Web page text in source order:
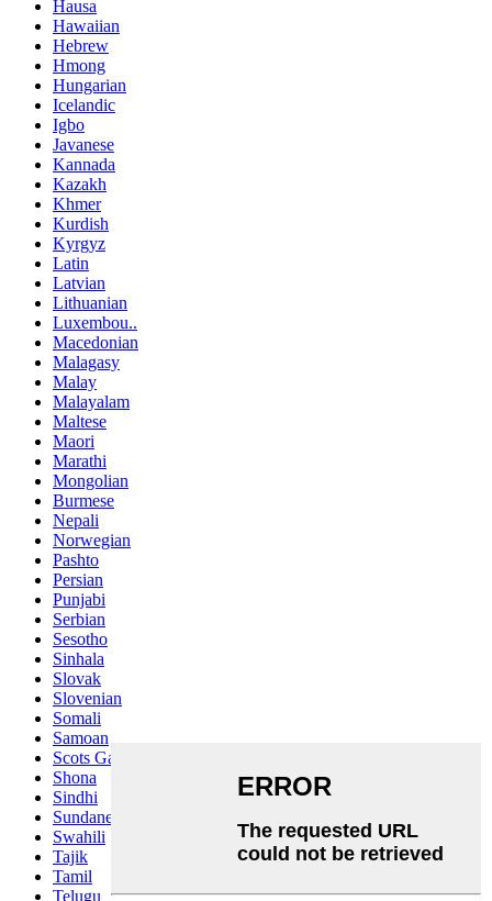
Hausa
Hawaiian
Hebrew
Hmong
Hungarian
Icelandic
Igbo
Javanese
Kannada
Kazakh
Khmer
Kurdish
Kyrgyz
Latin
Latvian
Lithuanian
Luxembou..
Macedonian
Malagasy
Malay
Malayalam
Maltese
Maori
Marathi
Mongolian
Burmese
Nepali
Norwegian
Pashto
Persian
Punjabi
Serbian
Sesotho
Sinhala
Slovak
Slovenian
Somali
Samoan
Scots Gaelic
Shona
Sindhi
Sundanese
Swahili
Tajik
Tamil
Telugu